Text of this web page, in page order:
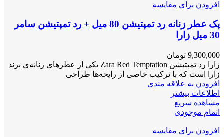
افزودن برای مقایسه
پک عطر زنانه رد تمپتیشن 80 میل + رد تمپتیشن سامر
30 میل زارا
9,300,000 تومان
زارا رد تمپتیشن Zara Red Temptation یکی از عطرهای زنانه‌ی برند
زارا است که با ترکیب خاصی از رایحه‌ها طراحی
افزودن به علاقه مندی
اطلاعات بیشتر
مشاهده سریع
اتمام موجودی
افزودن برای مقایسه